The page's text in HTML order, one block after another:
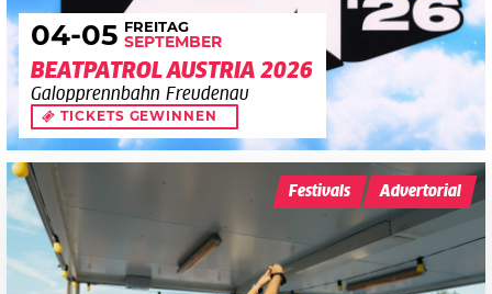
04-05 FREITAG
SEPTEMBER
BEATPATROL AUSTRIA 2026
Galopprennbahn Freudenau
TICKETS GEWINNEN
Festivals Advertorial